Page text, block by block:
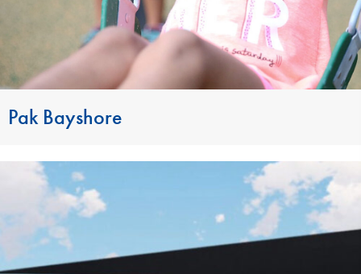
Pak Bayshore